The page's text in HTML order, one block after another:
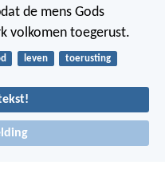
de mens Gods
volkomen toegerust.
leven toerusting